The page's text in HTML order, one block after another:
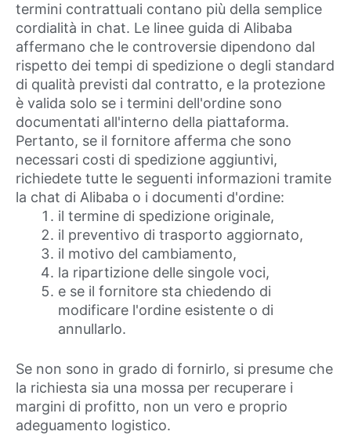
termini contrattuali contano più della semplice
cordialità in chat. Le linee guida di Alibaba
affermano che le controversie dipendono dal
rispetto dei tempi di spedizione o degli standard
di qualità previsti dal contratto, e la protezione
è valida solo se i termini dell'ordine sono
documentati all'interno della piattaforma.
Pertanto, se il fornitore afferma che sono
necessari costi di spedizione aggiuntivi,
richiedete tutte le seguenti informazioni tramite
la chat di Alibaba o i documenti d'ordine:
il termine di spedizione originale,
il preventivo di trasporto aggiornato,
il motivo del cambiamento,
la ripartizione delle singole voci,
e se il fornitore sta chiedendo di
modificare l'ordine esistente o di
annullarlo.
Se non sono in grado di fornirlo, si presume che
la richiesta sia una mossa per recuperare i
margini di profitto, non un vero e proprio
adeguamento logistico.